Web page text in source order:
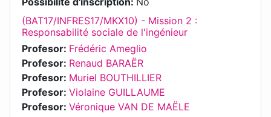
(BAT17/INFRES17/MKX10) - Mission 2 :
Responsabilité sociale de l'ingénieur
Profesor: Frédéric Ameglio
Profesor: Renaud BARAËR
Profesor: Muriel BOUTHILLIER
Profesor: Violaine GUILLAUME
Profesor: Véronique VAN DE MAËLE